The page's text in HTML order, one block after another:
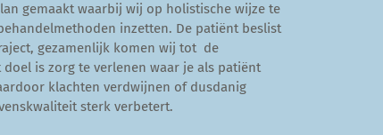
gemaakt waarbij wij op holistische wijze te
inzetten. De patiënt beslist
gezamenlijk komen wij tot de
doel is zorg te verlenen waar je als patiënt
klachten verdwijnen of dusdanig
sterk verbetert.